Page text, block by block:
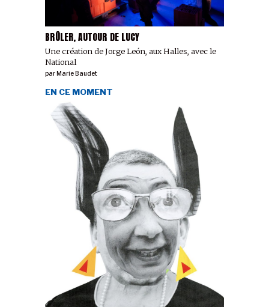
BRÛLER, AUTOUR DE LUCY
Une création de Jorge León, aux Halles, avec le
National
par Marie Baudet
EN CE MOMENT